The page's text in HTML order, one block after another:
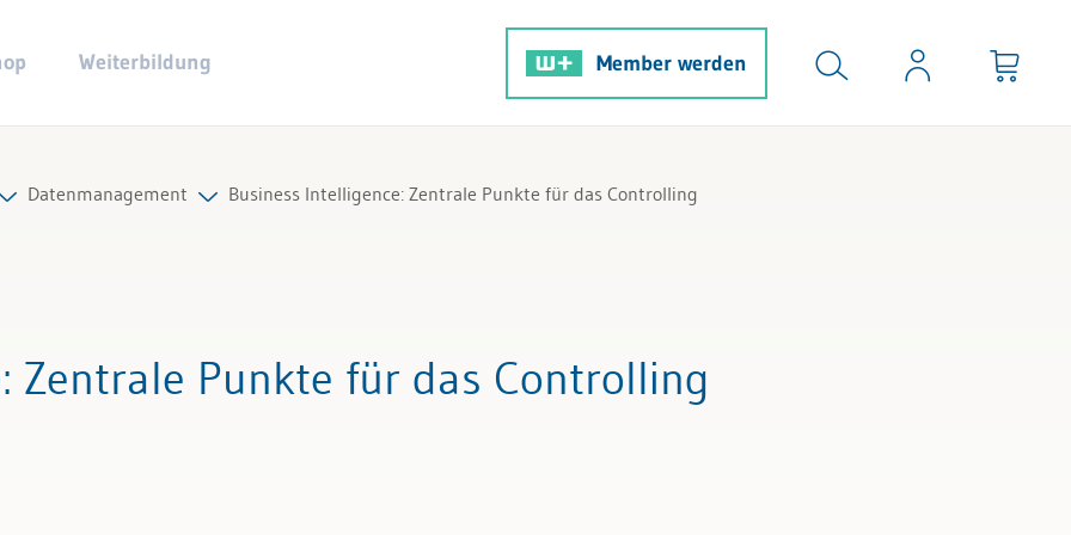
Weiterbildung Member werden
Datenmanagement Business Intelligence: Zentrale Punkte für das Controlling
: Zentrale Punkte für das Controlling